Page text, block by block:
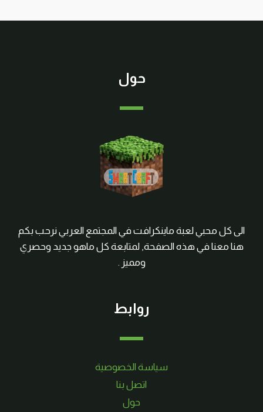
حول
الى كل محبي لعبة ماينكرافت في المجتمع العربي نرحب بكم
هنا معنا في هذه الصفحة, لمتابعة كل ماهو جديد وحصري
ومميز .
روابط
سياسة الخصوصية
اتصل بنا
حول